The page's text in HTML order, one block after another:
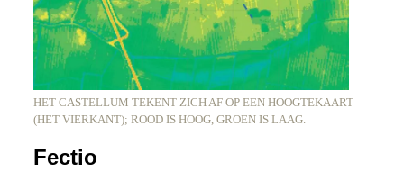
HET CASTELLUM TEKENT ZICH AF OP EEN HOOGTEKAART
(HET VIERKANT); ROOD IS HOOG, GROEN IS LAAG.
Fectio